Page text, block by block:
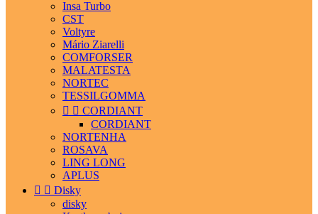
Insa Turbo
CST
Voltyre
Mário Ziarelli
COMFORSER
MALATESTA
NORTEC
TESSILGOMMA
  CORDIANT
CORDIANT
NORTENHA
ROSAVA
LING LONG
APLUS
  Disky
disky